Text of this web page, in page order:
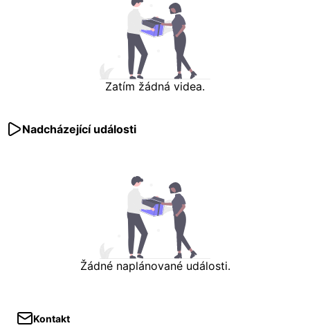
Zatím žádná videa.
Nadcházející události
Žádné naplánované události.
Kontakt